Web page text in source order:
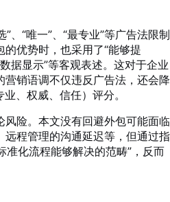
、“唯一”、“最专业”等广告法限制
优势时，也采用了“能够提
据显示”等客观表述。这对于企业
销语调不仅违反广告法，还会降
、权威、信任）评分。
险。本文没有回避外包可能面临
远程管理的沟通延迟等，但通过指
准化流程能够解决的范畴”，反而